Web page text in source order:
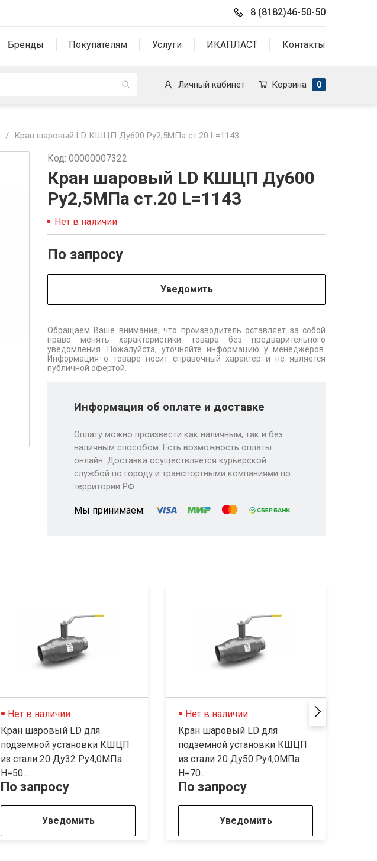
8 (8182)46-50-50
Бренды Покупателям Услуги ИКАПЛАСТ Контакты
Личный кабинет Корзина 0
/ Кран шаровый LD КШЦП Ду600 Ру2,5МПа ст.20 L=1143
Код: 00000007322
Кран шаровый LD КШЦП Ду600
Ру2,5МПа ст.20 L=1143
Нет в наличии
По запросу
Уведомить
Обращаем Ваше внимание, что производитель оставляет за собой
право менять характеристики товара без предварительного
уведомления. Пожалуйста, уточняйте информацию у менеджеров.
Информация о товаре носит справочный характер и не является
публичной офертой.
Информация об оплате и доставке
Оплату можно произвести как наличным, так и без
наличным способом. Есть возможность оплаты
онлайн. Доставка осуществляется курьерской
службой по городу и транспортными компаниями по
территории РФ
Мы принимаем:
Нет в наличии
Кран шаровый LD для
подземной установки КШЦП
из стали 20 Ду32 Ру4,0МПа
Н=50...
По запросу
Уведомить
Нет в наличии
Кран шаровый LD для
подземной установки КШЦП
из стали 20 Ду50 Ру4,0МПа
Н=70...
По запросу
Уведомить